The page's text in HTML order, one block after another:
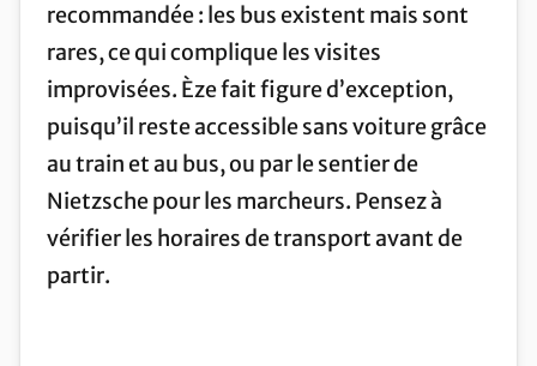
recommandée : les bus existent mais sont
rares, ce qui complique les visites
improvisées. Èze fait figure d’exception,
puisqu’il reste accessible sans voiture grâce
au train et au bus, ou par le sentier de
Nietzsche pour les marcheurs. Pensez à
vérifier les horaires de transport avant de
partir.